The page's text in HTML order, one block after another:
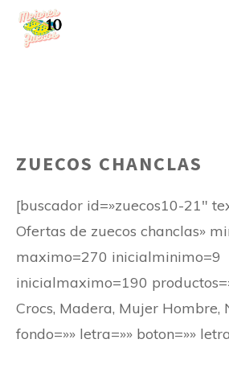
Saltar
ZUECOS CHANCLAS
[buscador id=»zuecos10-21″
Ofertas de zuecos chanclas»
maximo=270 inicialminimo=9
inicialmaximo=190
Crocs, Madera, Mujer Hombre,
fondo=»» letra=»» boton=»»